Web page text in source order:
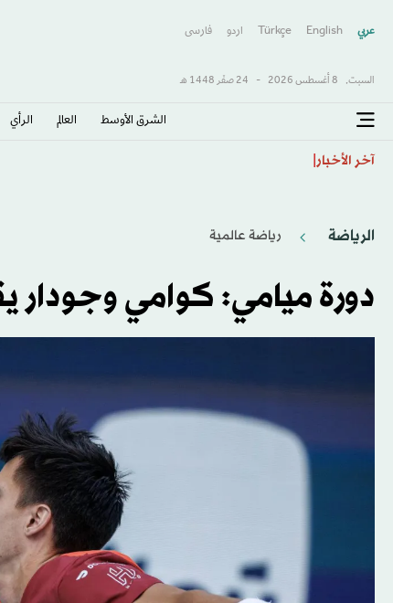
عربي English
Türkçe اردو فارسى
السبت, 8 أغسطس 2026 - 24 صفَر 1448 هـ
الشرق الأوسط​ العالم الرأي
آخر الأخبار
الرياضة رياضة عالمية
دورة ميامي: كوامي وجودار